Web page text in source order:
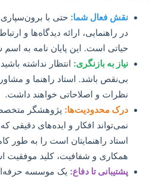
نقش فعال شما: حتی با
در راهنمایی، ارائه دیدگاه‌ها و
حیاتی است. این پایان نامه به
نیاز به بازنگری: انتظار نداشته
بی‌نقص باشد. استاد راهنما و
نظرات و اصلاحاتی خواهند داشت.
درک محدودیت‌ها: پژوهشگر
نمی‌تواند افکار و ایده‌های دقیقی
استاد راهنمایتان است را به طور
همکاری و شفافیت، کلید موفقیت
پشتیبانی تا دفاع: یک موسسه